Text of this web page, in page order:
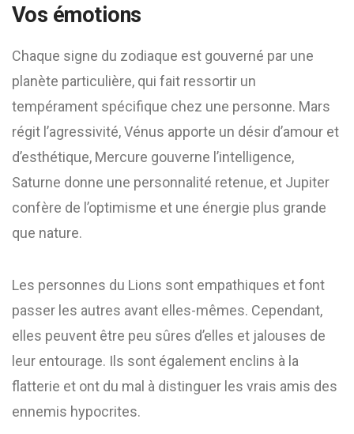
Vos émotions
Chaque signe du zodiaque est gouverné par une
planète particulière, qui fait ressortir un
tempérament spécifique chez une personne. Mars
régit l’agressivité, Vénus apporte un désir d’amour et
d’esthétique, Mercure gouverne l’intelligence,
Saturne donne une personnalité retenue, et Jupiter
confère de l’optimisme et une énergie plus grande
que nature.
Les personnes du Lions sont empathiques et font
passer les autres avant elles-mêmes. Cependant,
elles peuvent être peu sûres d’elles et jalouses de
leur entourage. Ils sont également enclins à la
flatterie et ont du mal à distinguer les vrais amis des
ennemis hypocrites.